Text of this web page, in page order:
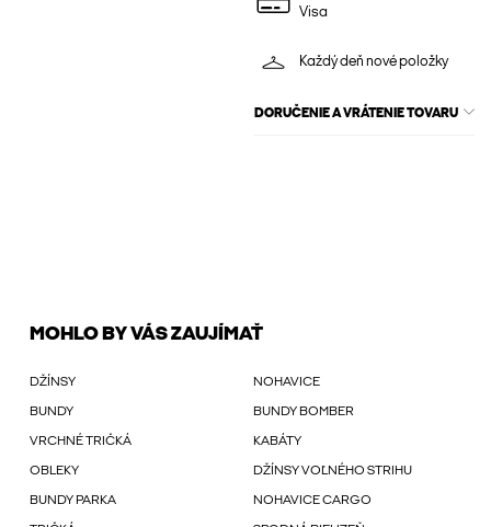
Visa
Každý deň nové položky
DORUČENIE A VRÁTENIE TOVARU
MOHLO BY VÁS ZAUJÍMAŤ
DŽÍNSY NOHAVICE
BUNDY BUNDY BOMBER
VRCHNÉ TRIČKÁ KABÁTY
OBLEKY DŽÍNSY VOĽNÉHO STRIHU
BUNDY PARKA NOHAVICE CARGO